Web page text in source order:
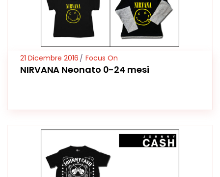
21 Dicembre 2016 Focus On
NIRVANA Neonato 0-24 mesi